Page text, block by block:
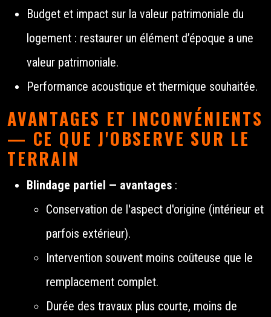
Budget et impact sur la valeur patrimoniale du
logement : restaurer un élément d’époque a une
valeur patrimoniale.
Performance acoustique et thermique souhaitée.
AVANTAGES ET INCONVÉNIENTS
— CE QUE J'OBSERVE SUR LE
TERRAIN
Blindage partiel — avantages :
Conservation de l'aspect d'origine (intérieur et
parfois extérieur).
Intervention souvent moins coûteuse que le
remplacement complet.
Durée des travaux plus courte, moins de